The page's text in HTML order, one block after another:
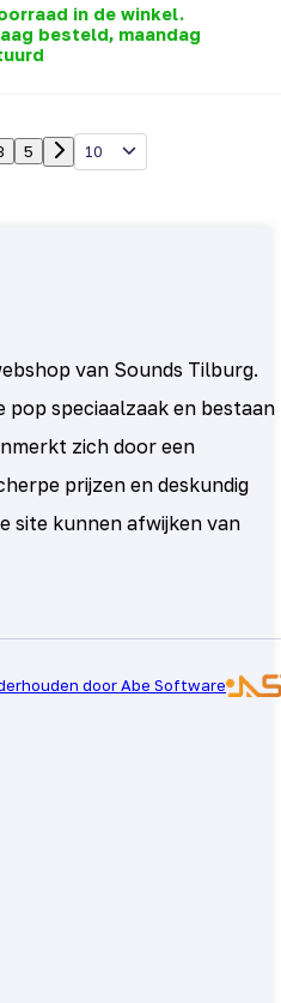
in de winkel.
besteld, maandag
5 10
van Sounds Tilburg.
pop speciaalzaak en bestaan
zich door een
prijzen en deskundig
site kunnen afwijken van
door Abe Software